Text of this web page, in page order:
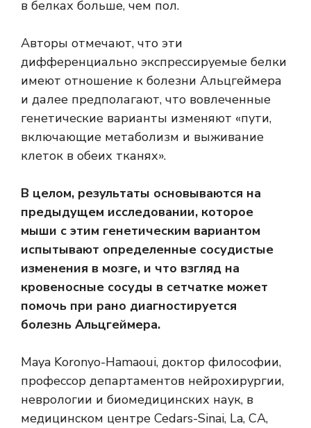
в белках больше, чем пол.
Авторы отмечают, что эти
дифференциально экспрессируемые белки
имеют отношение к болезни Альцгеймера
и далее предполагают, что вовлеченные
генетические варианты изменяют «пути,
включающие метаболизм и выживание
клеток в обеих тканях».
В целом, результаты основываются на
предыдущем исследовании, которое
мыши с этим генетическим вариантом
испытывают определенные сосудистые
изменения в мозге, и что взгляд на
кровеносные сосуды в сетчатке может
помочь при рано диагностируется
болезнь Альцгеймера.
Maya Koronyo-Hamaoui, доктор философии,
профессор департаментов нейрохирургии,
неврологии и биомедицинских наук, в
медицинском центре Cedars-Sinai, La, CA,